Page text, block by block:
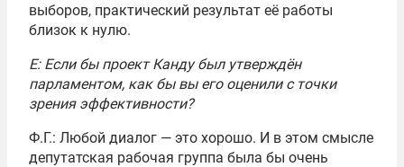
выборов, практический результат её работы
близок к нулю.
Е: Если бы проект Канду был утверждён
парламентом, как бы вы его оценили с точки
зрения эффективности?
Ф.Г.: Любой диалог — это хорошо. И в этом смысле
депутатская рабочая группа была бы очень